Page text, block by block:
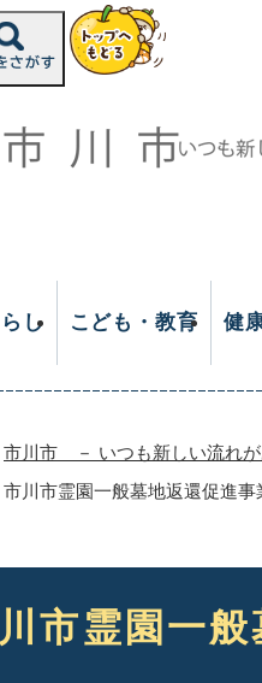
らし こども・教育 健
市川市 － いつも新しい流れが
市川市霊園一般墓地返還促進事
市霊園一